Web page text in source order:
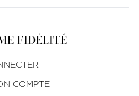
FIDÉLITÉ
COMPTE